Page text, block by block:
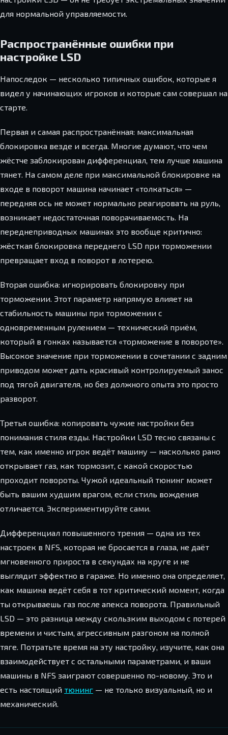
для нормальной управляемости.
Распространённые ошибки при
настройке LSD
Напоследок — несколько типичных ошибок, которые я
видел у начинающих игроков и которые сам совершал на
старте.
Первая и самая распространённая: максимальная
блокировка везде и всегда. Многие думают, что чем
жёстче заблокирован дифференциал, тем лучше машина
тянет. На самом деле при максимальной блокировке на
входе в поворот машина начинает «толкаться» —
передняя ось не может нормально реагировать на руль,
возникает недостаточная поворачиваемость. На
переднеприводных машинах это вообще критично:
жёсткая блокировка переднего LSD при торможении
превращает вход в поворот в лотерею.
Вторая ошибка: игнорировать блокировку при
торможении. Этот параметр напрямую влияет на
стабильность машины при торможении с
одновременным рулением — технический приём,
который в гонках называется «торможение в повороте».
Высокое значение при торможении в сочетании с задним
приводом может дать красивый контролируемый занос
под тягой двигателя, но без должного опыта это просто
разворот.
Третья ошибка: копировать чужие настройки без
понимания стиля езды. Настройки LSD тесно связаны с
тем, как именно игрок ведёт машину — насколько рано
открывает газ, как тормозит, с какой скоростью
проходит повороты. Чужой идеальный тюнинг может
быть вашим худшим врагом, если стиль вождения
отличается. Экспериментируйте сами.
Дифференциал повышенного трения — одна из тех
настроек в NFS, которая не бросается в глаза, не даёт
мгновенного прироста в секундах на круге и не
выглядит эффектно в гараже. Но именно она определяет,
как машина ведёт себя в тот критический момент, когда
ты открываешь газ после апекса поворота. Правильный
LSD — это разница между скользким выходом с потерей
времени и чистым, агрессивным разгоном на полной
тяге. Потратьте время на эту настройку, изучите, как она
взаимодействует с остальными параметрами, и ваши
машины в NFS заиграют совершенно по-новому. Это и
есть настоящий тюнинг — не только визуальный, но и
механический.